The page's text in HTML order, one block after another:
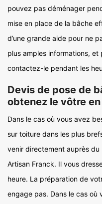
pouvez pas déménager
mise en place de la bâche
d’une grande aide pour ne
plus amples informations,
contactez-le pendant les
Devis de pose de
obtenez le vôtre en
Dans le cas où vous avez
sur toiture dans les plus
venir directement auprès
Artisan Franck. Il vous
heure. La préparation de
engage pas. Dans le cas où